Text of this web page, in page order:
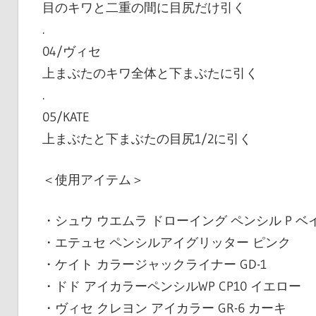
目のキワと二重の間に目尻だけ引く
.
04/ヴィセ
上まぶたのキワ全体と下まぶたに引く
.
05/KATE
上まぶたと下まぶたの目尻1/2に引く
＜使用アイテム＞
・シュウ ウエムラ ドローイング ペンシル P ベ
・エテュセ ペンシルアイグリッター ピンク
・ケイト カラージャックライナー GD-1
・ドド アイカラーペンシルWP CP10 イエロー
・ヴィセ クレヨン アイカラー GR-6 カーキ